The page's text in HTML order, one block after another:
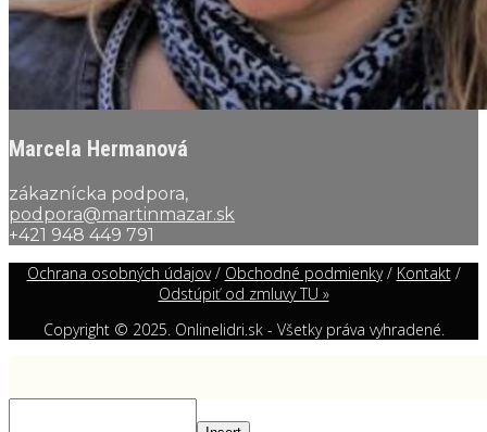
Marcela Hermanová
zákaznícka podpora,
podpora@martinmazar.sk
+421 948 449 791
Ochrana osobných údajov/ Obchodné podmienky/ Kontakt/
Odstúpiť od zmluvy TU »
Copyright © 2025. Onlinelidri.sk - Všetky práva vyhradené.